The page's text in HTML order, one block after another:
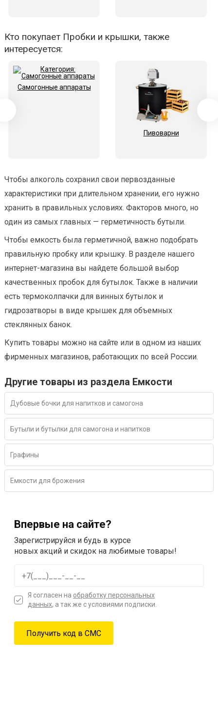
Кто покупает Пробки и крышки, также
интересуется:
Самогонные аппараты
Пивоварни
Чтобы алкоголь сохранил свои первозданные
характеристики при длительном хранении, его нужно
хранить в правильных условиях. Факторов много, но
один из самых главных — герметичность бутыли.
Чтобы емкость была герметичной, важно подобрать
правильную пробку или крышку. В разделе нашего
интернет-магазина вы найдете большой выбор
качественных пробок для бутылок. Также в наличии
есть термоколпачки для винных бутылок и
гидрозатворы в виде крышек для объемных
стеклянных банок.
Купить товары можно на сайте или в одном из наших
фирменных магазинов, работающих по всей России.
Другие товары из раздела Емкости
Дубовые бочки для напитков и самогона
Бутыли и бутылки для самогона и напитков
Графины
Емкости для брожения
Впервые на сайте?
Зарегистрируйся и будь в курсе
новых акций и скидок на любимые товары!
Я согласен на обработку персональных
данных, а так же с условиями подписки.